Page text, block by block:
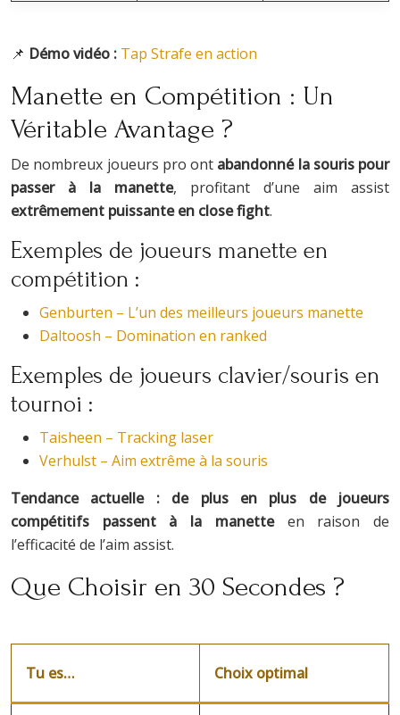
📌 Démo vidéo : Tap Strafe en action
Manette en Compétition : Un
Véritable Avantage ?
De nombreux joueurs pro ont abandonné la souris pour
passer à la manette, profitant d’une aim assist
extrêmement puissante en close fight.
Exemples de joueurs manette en
compétition :
Genburten – L’un des meilleurs joueurs manette
Daltoosh – Domination en ranked
Exemples de joueurs clavier/souris en
tournoi :
Taisheen – Tracking laser
Verhulst – Aim extrême à la souris
Tendance actuelle :
de plus en plus de joueurs
compétitifs passent à la manetteen raison de
l’efficacité de l’aim assist.
Que Choisir en 30 Secondes ?
Tu es… Choix optimal